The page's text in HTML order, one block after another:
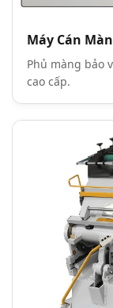
Máy Cán
Phủ màng bảo
cao cấp.